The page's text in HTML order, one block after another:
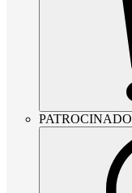
PATROCINADO